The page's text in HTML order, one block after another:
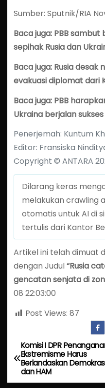
Sumber: Sputnik/RIA
Baca juga: PBB
sepihak Rusia dan
Baca juga: Rusia
evakuasi diplomat dari
Baca juga: PBB
Ukraina berjalan sukses
Penerjemah: Kuntum
Editor: Fransiska
Copyright © ANTARA
Dilarang keras
melakukan crawling
otomatis untuk AI di
tertulis dari Kantor
Artikel ini telah dimuat
dengan Judul“Rusia
gencatan senjata di
08 22:03:00
Post Views: 87
P
o
Komisi I DPR
Ekstremisme Harus
Berlandaskan
dan HAM